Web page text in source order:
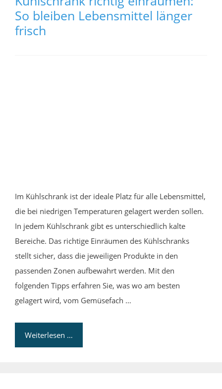
So bleiben Lebensmittel länger
frisch
Im Kühlschrank ist der ideale Platz für alle Lebensmittel,
die bei niedrigen Temperaturen gelagert werden sollen.
In jedem Kühlschrank gibt es unterschiedlich kalte
Bereiche. Das richtige Einräumen des Kühlschranks
stellt sicher, dass die jeweiligen Produkte in den
passenden Zonen aufbewahrt werden. Mit den
folgenden Tipps erfahren Sie, was wo am besten
gelagert wird, vom Gemüsefach …
Weiterlesen …